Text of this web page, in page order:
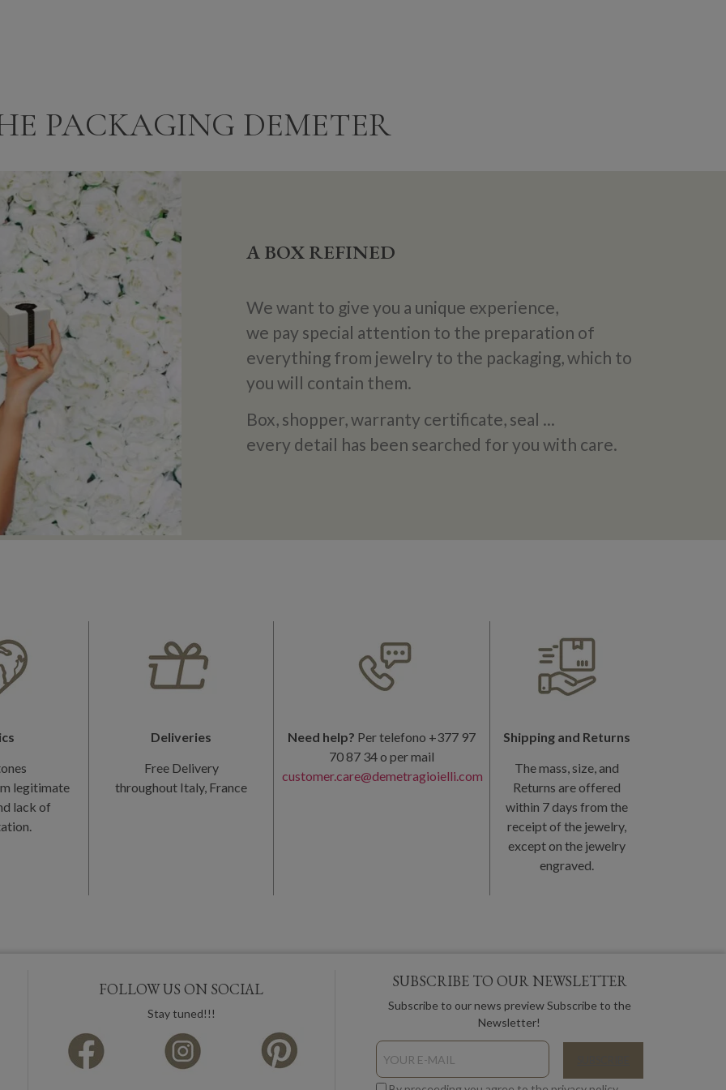
PACKAGING DEMETER
A BOX REFINED
We want to give you a unique experience,
we pay special attention to the preparation of
everything from jewelry to the packaging, which to
you will contain them.
Box, shopper, warranty certificate, seal ...
every detail has been searched for you with care.
legitimate
lack of
Deliveries
Free Delivery
throughout Italy, France
Need help? Per telefono +377 97
70 87 34 o per mail
customer.care@demetragioielli.com
Shipping and Returns
The mass, size, and
Returns are offered
within 7 days from the
receipt of the jewelry,
except on the jewelry
engraved.
FOLLOW US ON SOCIAL
Stay tuned!!!
SUBSCRIBE TO OUR NEWSLETTER
Subscribe to our news preview Subscribe to the
Newsletter!